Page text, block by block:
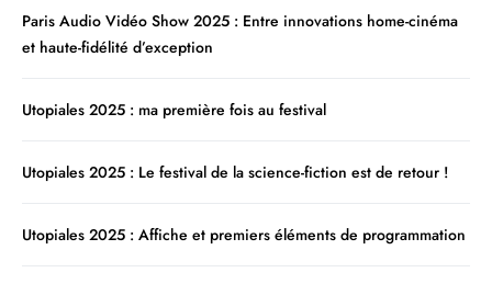
Paris Audio Vidéo Show 2025 : Entre innovations home-cinéma
et haute-fidélité d’exception
Utopiales 2025 : ma première fois au festival
Utopiales 2025 : Le festival de la science-fiction est de retour !
Utopiales 2025 : Affiche et premiers éléments de programmation